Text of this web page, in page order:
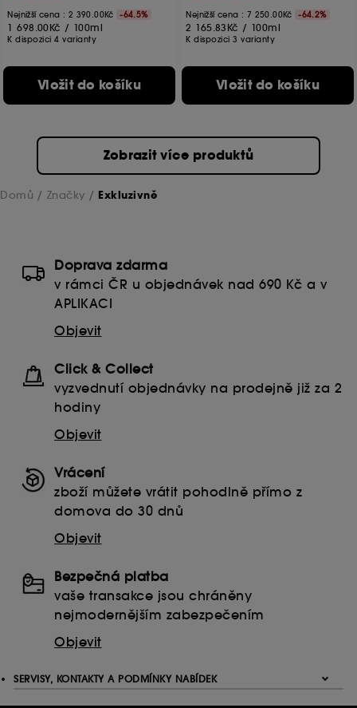
Nejnižší cena : 2 390.00Kč -64.5%
1 698.00Kč / 100ml
K dispozici 4 varianty
Vložit do košíku
Nejnižší cena : 7 250.00Kč -64.2%
2 165.83Kč / 100ml
K dispozici 3 varianty
Vložit do košíku
Zobrazit více produktů
Domů Značky Exkluzivně
Doprava zdarma
v rámci ČR u objednávek nad 690 Kč a v
APLIKACI
Objevit
Click & Collect
vyzvednutí objednávky na prodejně již za 2
hodiny
Objevit
Vrácení
zboží můžete vrátit pohodlně přímo z
domova do 30 dnů
Objevit
Bezpečná platba
vaše transakce jsou chráněny
nejmodernějším zabezpečením
Objevit
SERVISY, KONTAKTY A PODMÍNKY NABÍDEK